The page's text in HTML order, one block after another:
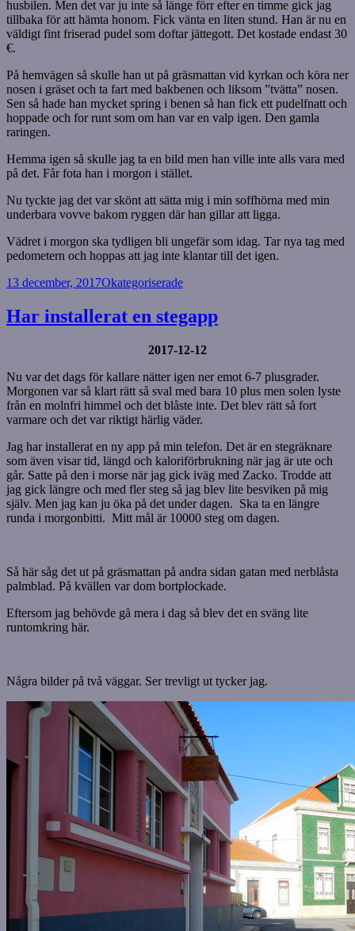
husbilen. Men det var ju inte så länge förr efter en timme gick jag
tillbaka för att hämta honom. Fick vänta en liten stund. Han är nu en
väldigt fint friserad pudel som doftar jättegott. Det kostade endast 30
€.
På hemvägen så skulle han ut på gräsmattan vid kyrkan och köra ner
nosen i gräset och ta fart med bakbenen och liksom ”tvätta” nosen.
Sen så hade han mycket spring i benen så han fick ett pudelfnatt och
hoppade och for runt som om han var en valp igen. Den gamla
raringen.
Hemma igen så skulle jag ta en bild men han ville inte alls vara med
på det. Får fota han i morgon i stället.
Nu tyckte jag det var skönt att sätta mig i min soffhörna med min
underbara vovve bakom ryggen där han gillar att ligga.
Vädret i morgon ska tydligen bli ungefär som idag. Tar nya tag med
pedometern och hoppas att jag inte klantar till det igen.
Postat
13 december, 2017Kategorier
Okategoriserade
Har installerat en stegapp
2017-12-12
Nu var det dags för kallare nätter igen ner emot 6-7 plusgrader.
Morgonen var så klart rätt så sval med bara 10 plus men solen lyste
från en molnfri himmel och det blåste inte. Det blev rätt så fort
varmare och det var riktigt härlig väder.
Jag har installerat en ny app på min telefon. Det är en stegräknare
som även visar tid, längd och kaloriförbrukning när jag är ute och
går. Satte på den i morse när jag gick iväg med Zacko. Trodde att
jag gick längre och med fler steg så jag blev lite besviken på mig
själv. Men jag kan ju öka på det under dagen. Ska ta en längre
runda i morgonbitti. Mitt mål är 10000 steg om dagen.
Så här såg det ut på gräsmattan på andra sidan gatan med nerblåsta
palmblad. På kvällen var dom bortplockade.
Eftersom jag behövde gå mera i dag så blev det en sväng lite
runtomkring här.
Några bilder på två väggar. Ser trevligt ut tycker jag.